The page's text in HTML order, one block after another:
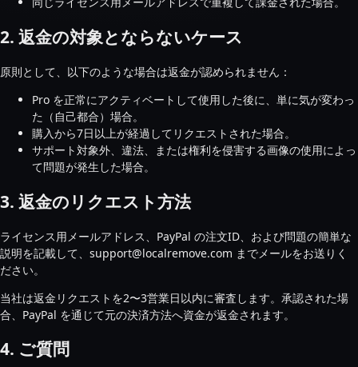
2. 返金の対象とならないケース
原則として、以下のような場合は返金が認められません：
Pro を正常にアクティベートして使用した後に、単に気が変わっ
た（自己都合）場合。
購入から7日以上が経過してリクエストされた場合。
サポート対象外、違法、または権利を侵害する画像の使用によっ
て問題が発生した場合。
3. 返金のリクエスト方法
ライセンス用メールアドレス、PayPal の注文ID、および問題の簡単な
説明を記載して、support@localremove.com までメールをお送りく
ださい。
当社は返金リクエストを2〜3営業日以内に審査します。承認された場
合、PayPal を通じて元の決済方法へ資金が返金されます。
4. ご質問